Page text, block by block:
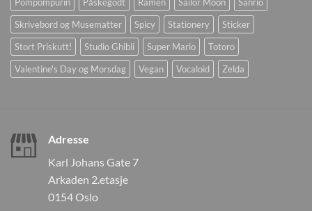
Skrivebord og Musematter
Spicy Stationery
Sticker
Stort Priskutt!
Studio Ghibli Super Mario
Totoro
Valentine's Day og Morsdag
Vegan Vocaloid Zelda
Adresse
Karl Johans Gate 7
Arkaden 2.etasje
0154 Oslo